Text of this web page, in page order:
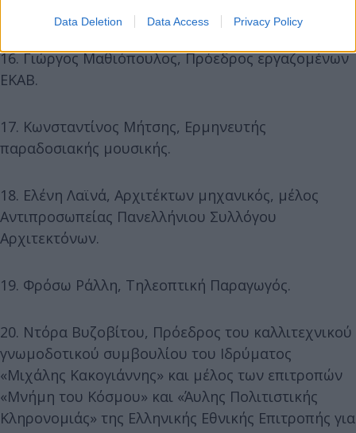
Data Deletion Data Access Privacy Policy
Αθλητικού Συλλόγου Κυψέλης «Αθηναίς»
16. Γιώργος Μαθιόπουλος, Πρόεδρος εργαζομένων
ΕΚΑΒ.
17. Κωνσταντίνος Μήτσης, Ερμηνευτής
παραδοσιακής μουσικής.
18. Ελένη Λαϊνά, Αρχιτέκτων μηχανικός, μέλος
Αντιπροσωπείας Πανελλήνιου Συλλόγου
Αρχιτεκτόνων.
19. Φρόσω Ράλλη, Τηλεοπτική Παραγωγός.
20. Ντόρα Βυζοβίτου, Πρόεδρος του καλλιτεχνικού
γνωμοδοτικού συμβουλίου του Ιδρύματος
«Μιχάλης Κακογιάννης» και μέλος των επιτροπών
«Μνήμη του Κόσμου» και «Άυλης Πολιτιστικής
Κληρονομιάς» της Ελληνικής Εθνικής Επιτροπής για